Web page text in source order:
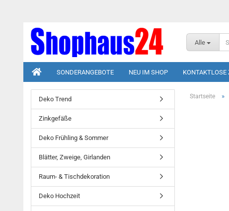
Alle
SONDERANGEBOTE NEU IM SHOP KONTAKTLOSE
Startseite »
Deko Trend
Zinkgefäße
Deko Frühling & Sommer
Blätter, Zweige, Girlanden
Raum- & Tischdekoration
Deko Hochzeit